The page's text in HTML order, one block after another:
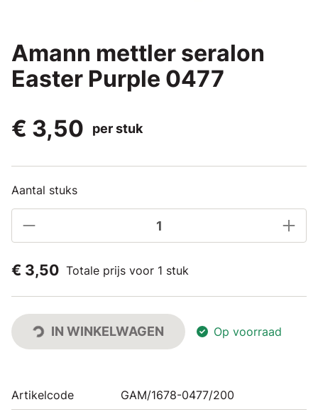
Amann mettler seralon
Easter Purple 0477
€ 3,50
per stuk
Aantal stuks
€ 3,50 Totale prijs voor 1 stuk
IN WINKELWAGEN Op voorraad
Artikelcode GAM/1678-0477/200